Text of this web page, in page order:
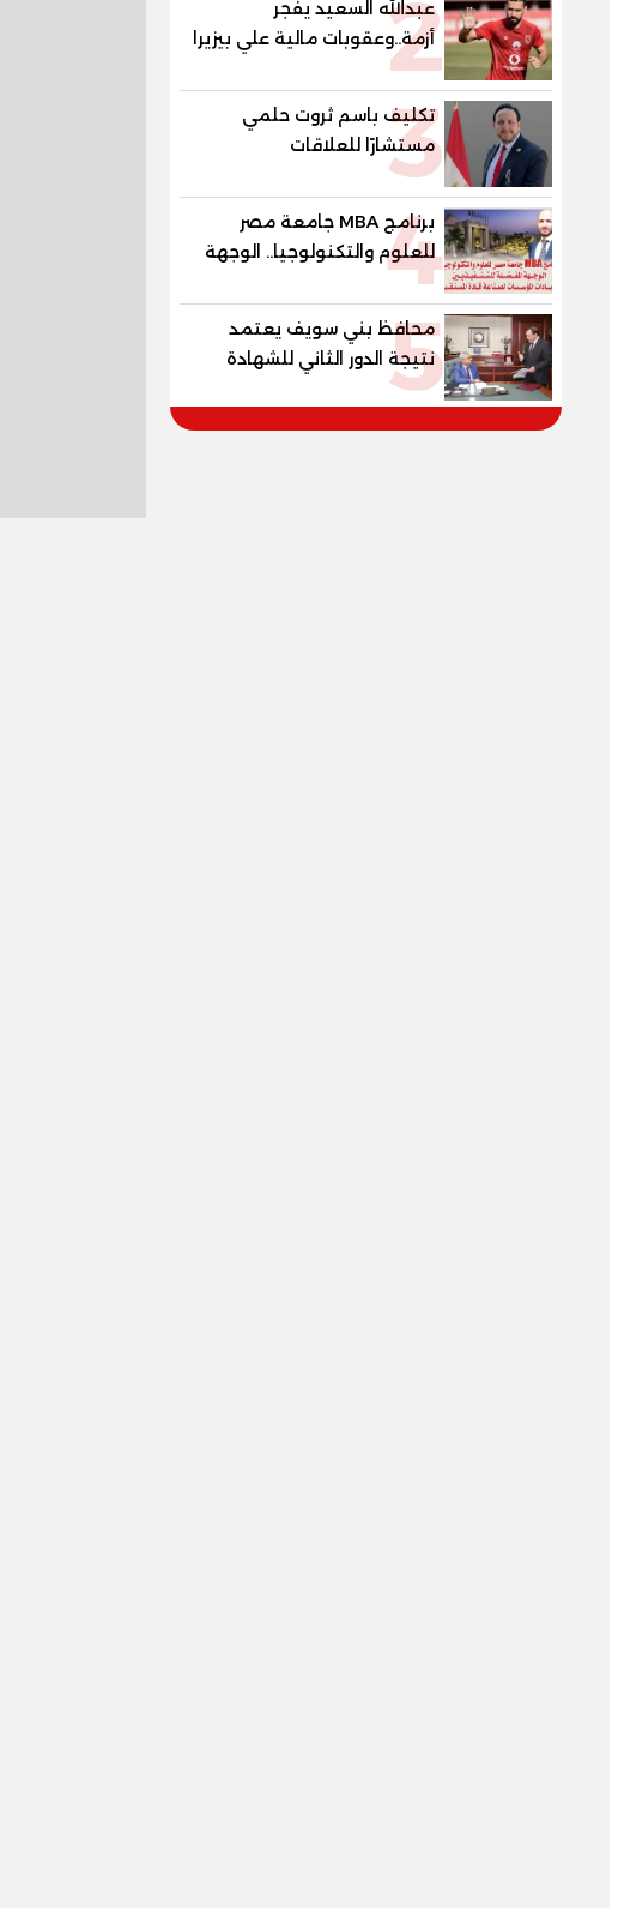
2
عبدالله السعيد يفجر
أزمة..وعقوبات مالية علي بيزيرا
وبانزا
3
تكليف باسم ثروت حلمي
مستشارًا للعلاقات
الدبلوماسية وعضوًا بالهيئة
الاستشارية العليا لمنظمة
«جاد جمينت يوإن»
4
برنامج MBA جامعة مصر
للعلوم والتكنولوجيا.. الوجهة
المفضلة للتنفيذيين وقيادات
المؤسسات لصناعة قادة
المستقبل
5
محافظ بني سويف يعتمد
نتيجة الدور الثاني للشهادة
الإعدادية العامة بنسبة